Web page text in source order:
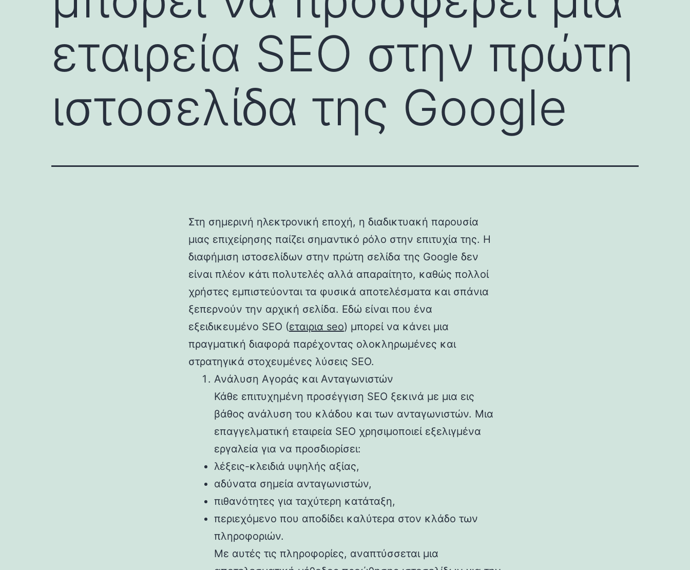
εταιρεία SEO στην πρώτη
ιστοσελίδα της Google
Στη σημερινή ηλεκτρονική εποχή, η διαδικτυακή παρουσία
μιας επιχείρησης παίζει σημαντικό ρόλο στην επιτυχία της. Η
διαφήμιση ιστοσελίδων στην πρώτη σελίδα της Google δεν
είναι πλέον κάτι πολυτελές αλλά απαραίτητο, καθώς πολλοί
χρήστες εμπιστεύονται τα φυσικά αποτελέσματα και σπάνια
ξεπερνούν την αρχική σελίδα. Εδώ είναι που ένα
εξειδικευμένο SEO (εταιρια seo) μπορεί να κάνει μια
πραγματική διαφορά παρέχοντας ολοκληρωμένες και
στρατηγικά στοχευμένες λύσεις SEO.
Ανάλυση Αγοράς και Ανταγωνιστών
Κάθε επιτυχημένη προσέγγιση SEO ξεκινά με μια εις
βάθος ανάλυση του κλάδου και των ανταγωνιστών. Μια
επαγγελματική εταιρεία SEO χρησιμοποιεί εξελιγμένα
εργαλεία για να προσδιορίσει:
λέξεις-κλειδιά υψηλής αξίας,
αδύνατα σημεία ανταγωνιστών,
πιθανότητες για ταχύτερη κατάταξη,
περιεχόμενο που αποδίδει καλύτερα στον κλάδο των
πληροφοριών.
Με αυτές τις πληροφορίες, αναπτύσσεται μια